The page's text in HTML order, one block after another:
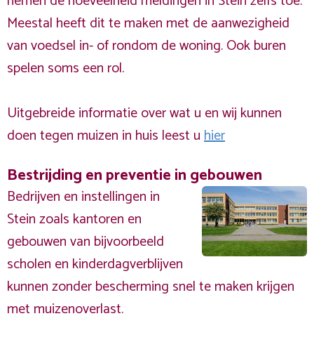
Meestal heeft dit te maken met de aanwezigheid
van voedsel in- of rondom de woning. Ook buren
spelen soms een rol.
Uitgebreide informatie over wat u en wij kunnen
doen tegen muizen in huis leest uhier
Bestrijding en preventie in gebouwen
Bedrijven en instellingen in
Stein zoals kantoren en
gebouwen van bijvoorbeeld
scholen en kinderdagverblijven
kunnen zonder bescherming snel te maken krijgen
met muizenoverlast.